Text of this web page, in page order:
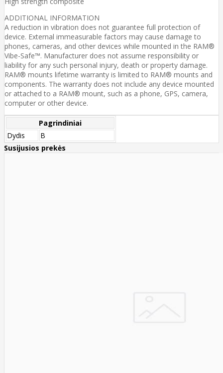
ADDITIONAL INFORMATION
A reduction in vibration does not guarantee full protection of
device. External immeasurable factors may cause damage to
phones, cameras, and other devices while mounted in the RAM®
Vibe-Safe™. Manufacturer does not assume responsibility or
liability for any such personal injury, death or property damage.
RAM® mounts lifetime warranty is limited to RAM® mounts and
components. The warranty does not include any device mounted
or attached to a RAM® mount, such as a phone, GPS, camera,
computer or other device.
Pagrindiniai
Dydis
B
Susijusios prekės